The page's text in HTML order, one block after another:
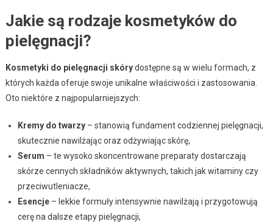
Jakie są rodzaje kosmetyków do
pielęgnacji?
Kosmetyki do pielęgnacji skórydostępne są w wielu formach, z
których każda oferuje swoje unikalne właściwości i zastosowania.
Oto niektóre z najpopularniejszych:
Kremy do twarzy– stanowią fundament codziennej pielęgnacji,
skutecznie nawilżając oraz odżywiając skórę,
Serum – te wysoko skoncentrowane preparaty dostarczają
skórze cennych składników aktywnych, takich jak witaminy czy
przeciwutleniacze,
Esencje– lekkie formuły intensywnie nawilżają i przygotowują
cerę na dalsze etapy pielęgnacji,